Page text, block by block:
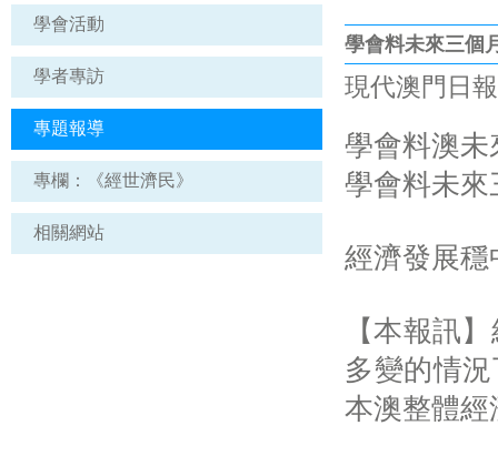
學會活動
學者專訪
專題報導
專欄：《經世濟民》
相關網站
學會料未來三個
現代澳門日
學會料澳
學會料未來
經濟發展穩
【本報訊
多變的情
本澳整體